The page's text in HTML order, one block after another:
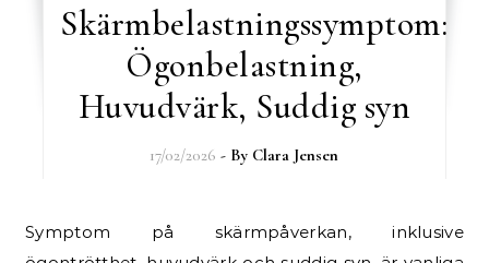
Skärmbelastningssymptom:
Ögonbelastning,
Huvudvärk, Suddig syn
17/02/2026 - By Clara Jensen
Symptom på skärmpåverkan, inklusive